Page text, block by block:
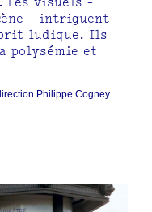
- intriguent
ludique. Ils
polysémie et
Philippe Cogney